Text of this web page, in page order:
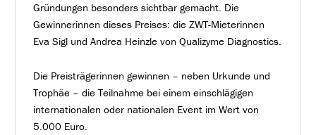
Gründungen besonders sichtbar gemacht. Die
Gewinnerinnen dieses Preises: die ZWT-Mieterinnen
Eva Sigl und Andrea Heinzle von Qualizyme Diagnostics.
Die Preisträgerinnen gewinnen – neben Urkunde und
Trophäe – die Teilnahme bei einem einschlägigen
internationalen oder nationalen Event im Wert von
5.000 Euro.